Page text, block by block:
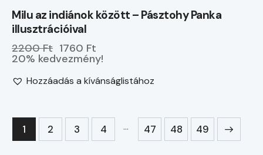
Milu az indiánok között – Pásztohy Panka
illusztrációival
2200 Ft 1760 Ft
20% kedvezmény!
Hozzáadás a kívánságlistához
1 2 3 4 … 47 48 49
→